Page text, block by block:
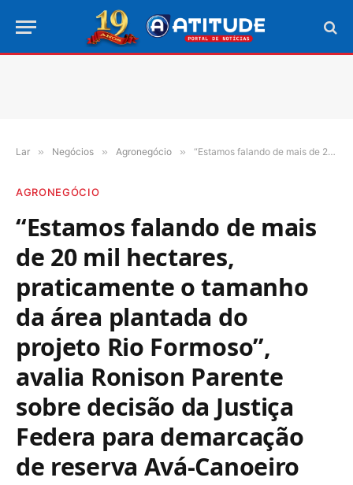
Lar » Negócios » Agronegócio » “Estamos falando de mais de 20 mil hectares, praticamente o tamanho da área plantada do projeto Rio Formoso”, avalia Ronison Parente sobre decisão da Justiça Federa para demarcação de reserva Avá-Canoeiro
AGRONEGÓCIO
“Estamos falando de mais
de 20 mil hectares,
praticamente o tamanho
da área plantada do
projeto Rio Formoso”,
avalia Ronison Parente
sobre decisão da Justiça
Federa para demarcação
de reserva Avá-Canoeiro